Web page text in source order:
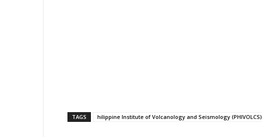
TAGS hilippine Institute of Volcanology and Seismology (PHIVOLCS)